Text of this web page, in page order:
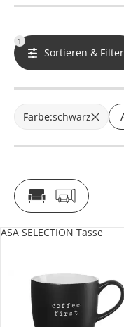
1
Sortieren & Filter
Farbe:schwarz
ASA SELECTION Tasse